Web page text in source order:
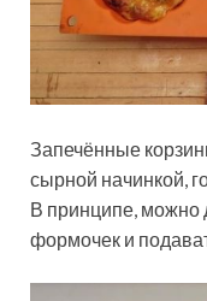
Запечённые
сырной начинкой,
В принципе, можно
формочек и